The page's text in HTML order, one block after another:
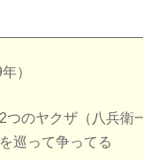
）
つのヤクザ（八兵衛
巡って争ってる